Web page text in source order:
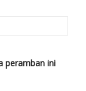
peramban ini